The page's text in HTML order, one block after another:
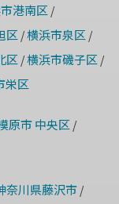
港南区 /
区 /横浜市泉区 /
区 /横浜市磯子区 /
栄区
原市 中央区 /
奈川県藤沢市/